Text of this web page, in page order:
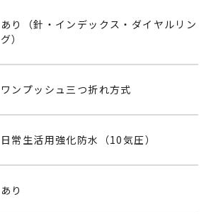
あり（針・インデックス・ダイヤルリン
グ）
ワンプッシュ三つ折れ方式
日常生活用強化防水（10気圧）
あり